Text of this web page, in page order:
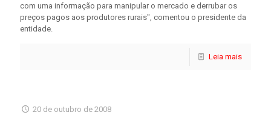
com uma informação para manipular o mercado e derrubar os
preços pagos aos produtores rurais", comentou o presidente da
entidade.
Leia mais
20 de outubro de 2008